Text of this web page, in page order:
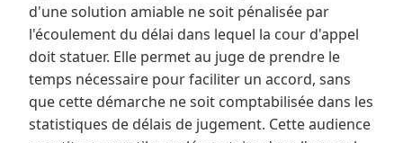
d'une solution amiable ne soit pénalisée par
l'écoulement du délai dans lequel la cour d'appel
doit statuer. Elle permet au juge de prendre le
temps nécessaire pour faciliter un accord, sans
que cette démarche ne soit comptabilisée dans les
statistiques de délais de jugement. Cette audience